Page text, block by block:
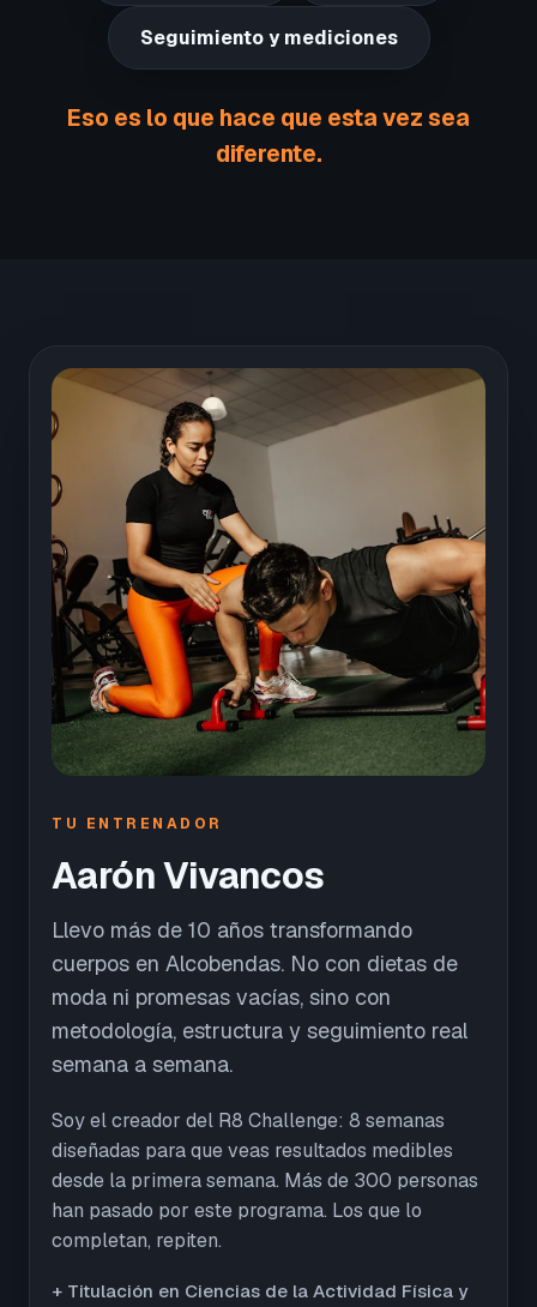
Seguimiento y mediciones
Eso es lo que hace que esta vez sea
diferente.
TU ENTRENADOR
Aarón Vivancos
Llevo más de 10 años transformando
cuerpos en Alcobendas. No con dietas de
moda ni promesas vacías, sino con
metodología, estructura y seguimiento real
semana a semana.
Soy el creador del R8 Challenge: 8 semanas
diseñadas para que veas resultados medibles
desde la primera semana. Más de 300 personas
han pasado por este programa. Los que lo
completan, repiten.
+ Titulación en Ciencias de la Actividad Física y